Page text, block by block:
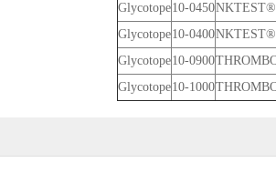
Glycotope10-0450NKTEST®
Glycotope10-0400NKTEST®
Glycotope10-0900
Glycotope10-1000